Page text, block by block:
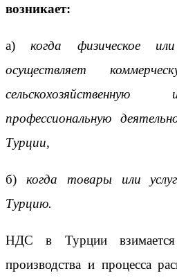
возникает:
а)когда физическое
осуществляет
профессиональную
Турции,
б) когда товары или
Турцию.
НДС в Турции
производства и процесса